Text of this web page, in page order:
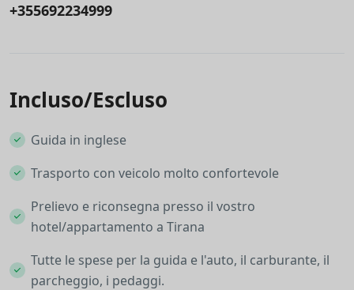
+355692234999
Incluso/Escluso
Guida in inglese
Trasporto con veicolo molto confortevole
Prelievo e riconsegna presso il vostro
hotel/appartamento a Tirana
Tutte le spese per la guida e l'auto, il carburante, il
parcheggio, i pedaggi.